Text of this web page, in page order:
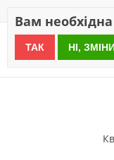
Вам
ТАК НІ,